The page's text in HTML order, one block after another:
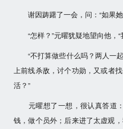
谢因踌躇了一会，问：“如果她
“怎样？”元曜犹疑地望向他，“
“不打算做些什么吗？两人一起
上前线杀敌，讨个功勋，又或
活？”
元曜想了一想，很认真答道：
钱，做个员外；后来进了太虚观